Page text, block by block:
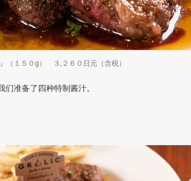
（１５０g） ３,２６０日元（含税）
准备了四种特制酱汁。